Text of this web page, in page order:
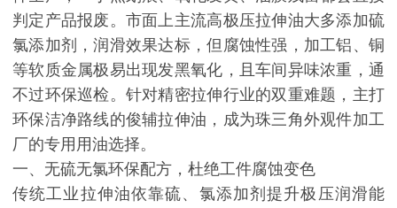
判定产品报废。市面上主流高极压拉伸油大多添加硫
氯添加剂，润滑效果达标，但腐蚀性强，加工铝、铜
等软质金属极易出现发黑氧化，且车间异味浓重，通
不过环保巡检。针对精密拉伸行业的双重难题，主打
环保洁净路线的俊辅拉伸油，成为珠三角外观件加工
厂的专用用油选择。
一、无硫无氯环保配方，杜绝工件腐蚀变色
传统工业拉伸油依靠硫、氯添加剂提升极压润滑能